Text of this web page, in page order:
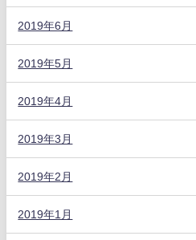
2019年6月
2019年5月
2019年4月
2019年3月
2019年2月
2019年1月